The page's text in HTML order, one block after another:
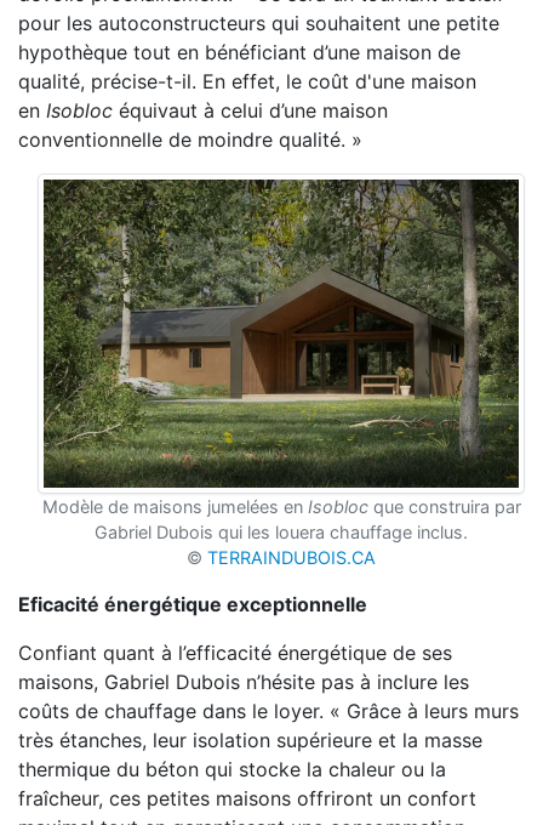
pour les autoconstructeurs qui souhaitent une petite
hypothèque tout en bénéficiant d’une maison de
qualité, précise-t-il. En effet, le coût d'une maison
en Isobloc équivaut à celui d’une maison
conventionnelle de moindre qualité. »
Modèle de maisons jumelées en Isoblocque construira par
Gabriel Dubois qui les louera chauffage inclus.
© TERRAINDUBOIS.CA
Eficacité énergétique exceptionnelle
Confiant quant à l’efficacité énergétique de ses
maisons, Gabriel Dubois n’hésite pas à inclure les
coûts de chauffage dans le loyer. « Grâce à leurs murs
très étanches, leur isolation supérieure et la masse
thermique du béton qui stocke la chaleur ou la
fraîcheur, ces petites maisons offriront un confort